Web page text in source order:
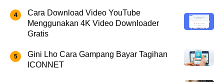
Cara Download Video YouTube
Menggunakan 4K Video Downloader
Gratis
Gini Lho Cara Gampang Bayar Tagihan
ICONNET